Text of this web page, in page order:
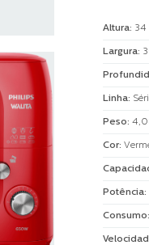
Altura: 34
Largura:
Linha:
Peso:
Cor:
Potência:
Consumo: